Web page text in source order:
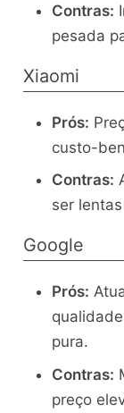
Contras:
pesada
Xiaomi
Prós:
custo-
Contras:
ser
Google
Prós:
pura.
Contras:
preço